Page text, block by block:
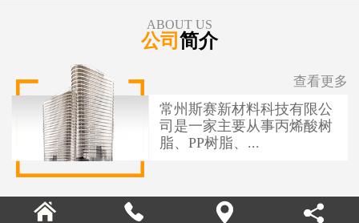
ABOUT US
公司 简介
常州斯赛新材料科技有限公
司是一家主要从事丙烯酸树
脂、PP树脂、...
查看更多